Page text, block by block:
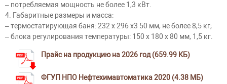
– потребляемая мощность не более 1,3 кВт.
4. Габаритные размеры и масса:
– термостатирующая баня: 232 х 296 х3 50 мм, не более 8,5 кг;
– блока регулирования температуры: 150 х 180 х 80 мм, 1,5 кг.
Прайс на продукцию на 2026 год (659.99 КБ)
ФГУП НПО Нефтехимавтоматика 2020 (4.38 МБ)